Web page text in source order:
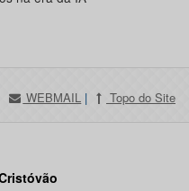
WEBMAIL | Topo do Site